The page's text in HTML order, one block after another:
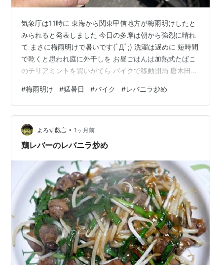
気象庁は11時に 東海から関東甲信地方が梅雨明けしたと
みられると発表しました 今日の多摩は朝から強烈に晴れ
て まさに梅雨明けで暑いです(ﾟДﾟ;) 洗濯は遅めに 短時間
で乾くと思われ庭に外干しを お昼ごはんは加熱式たばこ
のテリアミントを買いがてら バイクで移動開局 唐木田の
古いJOG・・・よく走りますわ(*^-^*) 唐木田のセブンイ
レブンでお昼ごはんも買い 軽く一服(-。-)y-゜゜゜ とて
も長居出来る気温ではありません(;´Д｀) 今シーズン初で
しょうか 外気温は35℃を超え猛暑日に('◇')ゞ 帰って☆
彡 部屋をエアコンで冷やし…
#梅雨明け #猛暑日 #バイク #レバニラ炒め
よろず戯言 • 1ヶ月前
鶏レバーのレバニラ炒め